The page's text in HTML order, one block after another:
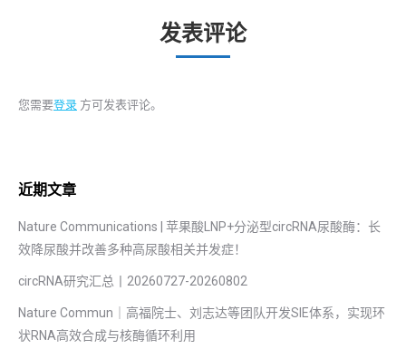
发表评论
您需要登录 方可发表评论。
近期文章
Nature Communications | 苹果酸LNP+分泌型circRNA尿酸酶：长
效降尿酸并改善多种高尿酸相关并发症！
circRNA研究汇总丨20260727-20260802‍
Nature Commun｜高福院士、刘志达等团队开发SIE体系，实现环
状RNA高效合成与核酶循环利用